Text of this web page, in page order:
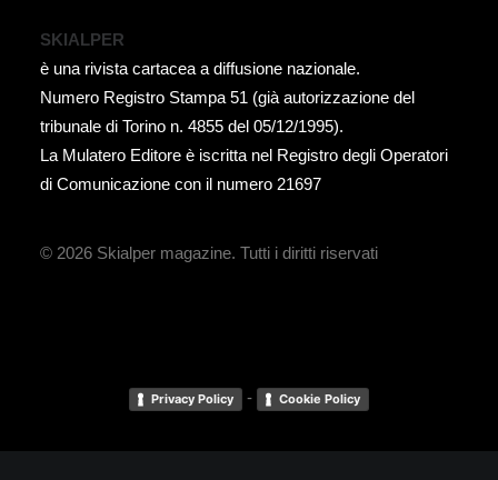
SKIALPER
è una rivista cartacea a diffusione nazionale.
Numero Registro Stampa 51 (già autorizzazione del
tribunale di Torino n. 4855 del 05/12/1995).
La Mulatero Editore è iscritta nel Registro degli Operatori
di Comunicazione con il numero 21697
© 2026 Skialper magazine. Tutti i diritti riservati
Privacy Policy - Cookie Policy